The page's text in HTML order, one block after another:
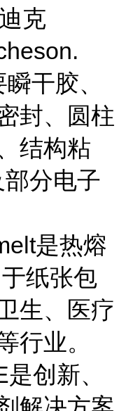
克
干胶、
封、圆柱
结构粘
分电子
是热熔
纸张包
生、医疗
行业。
创新、